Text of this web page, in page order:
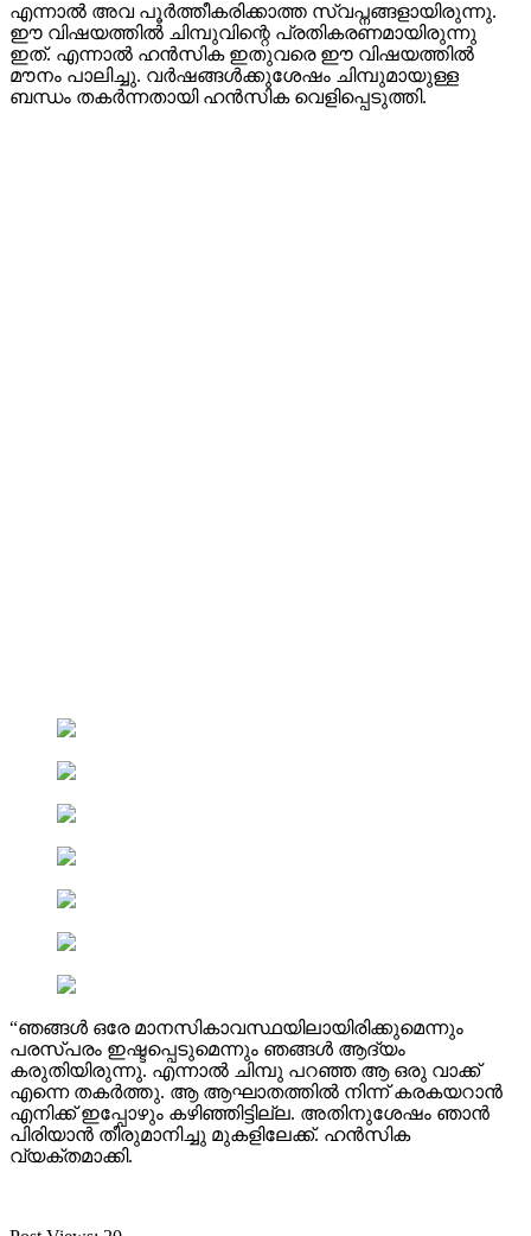
എന്നാൽ അവ പൂർത്തീകരിക്കാത്ത സ്വപ്നങ്ങളായിരുന്നു.
ഈ വിഷയത്തിൽ ചിമ്പുവിന്റെ പ്രതികരണമായിരുന്നു
ഇത്. എന്നാൽ ഹൻസിക ഇതുവരെ ഈ വിഷയത്തിൽ
മൗനം പാലിച്ചു. വർഷങ്ങൾക്കുശേഷം ചിമ്പുമായുള്ള
ബന്ധം തകർന്നതായി ഹൻസിക വെളിപ്പെടുത്തി.
“ഞങ്ങൾ ഒരേ മാനസികാവസ്ഥയിലായിരിക്കുമെന്നും
പരസ്പരം ഇഷ്ടപ്പെടുമെന്നും ഞങ്ങൾ ആദ്യം
കരുതിയിരുന്നു. എന്നാൽ ചിമ്പു പറഞ്ഞ ആ ഒരു വാക്ക്
എന്നെ തകർത്തു. ആ ആഘാതത്തിൽ നിന്ന് കരകയറാൻ
എനിക്ക് ഇപ്പോഴും കഴിഞ്ഞിട്ടില്ല. അതിനുശേഷം ഞാൻ
പിരിയാൻ തീരുമാനിച്ചു മുകളിലേക്ക്. ഹൻസിക
വ്യക്തമാക്കി.